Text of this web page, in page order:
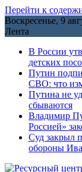
Перейти к
Воскресенье, 9
Лента
В России
детских
Путин
СВО: что
Путина не
сбываются
Владимир
Россией»
Cуд закрыл
обороны